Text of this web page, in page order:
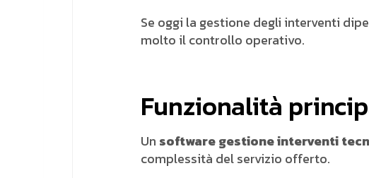
Se oggi la gestione degli interventi
molto il controllo operativo.
Funzionalità
Un software gestione interventi
complessità del servizio offerto.